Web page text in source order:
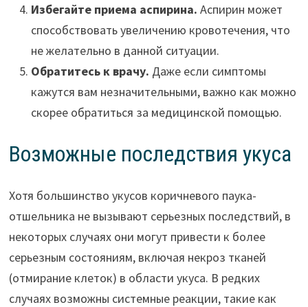
Избегайте приема аспирина. Аспирин может
способствовать увеличению кровотечения, что
не желательно в данной ситуации.
Обратитесь к врачу. Даже если симптомы
кажутся вам незначительными, важно как можно
скорее обратиться за медицинской помощью.
Возможные последствия укуса
Хотя большинство укусов коричневого паука-
отшельника не вызывают серьезных последствий, в
некоторых случаях они могут привести к более
серьезным состояниям, включая некроз тканей
(отмирание клеток) в области укуса. В редких
случаях возможны системные реакции, такие как